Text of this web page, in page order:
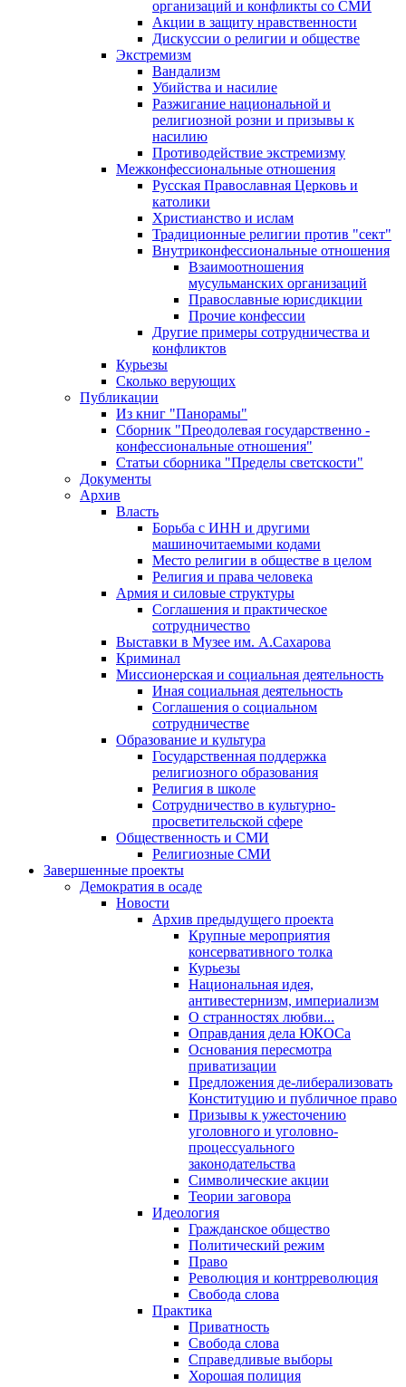
организаций и конфликты со СМИ
Акции в защиту нравственности
Дискуссии о религии и обществе
Экстремизм
Вандализм
Убийства и насилие
Разжигание национальной и
религиозной розни и призывы к
насилию
Противодействие экстремизму
Межконфессиональные отношения
Русская Православная Церковь и
католики
Христианство и ислам
Традиционные религии против "сект"
Внутриконфессиональные отношения
Взаимоотношения
мусульманских организаций
Православные юрисдикции
Прочие конфессии
Другие примеры сотрудничества и
конфликтов
Курьезы
Сколько верующих
Публикации
Из книг "Панорамы"
Сборник "Преодолевая государственно -
конфессиональные отношения"
Статьи сборника "Пределы светскости"
Документы
Архив
Власть
Борьба с ИНН и другими
машиночитаемыми кодами
Место религии в обществе в целом
Религия и права человека
Армия и силовые структуры
Соглашения и практическое
сотрудничество
Выставки в Музее им. А.Сахарова
Криминал
Миссионерская и социальная деятельность
Иная социальная деятельность
Соглашения о социальном
сотрудничестве
Образование и культура
Государственная поддержка
религиозного образования
Религия в школе
Сотрудничество в культурно-
просветительской сфере
Общественность и СМИ
Религиозные СМИ
Завершенные проекты
Демократия в осаде
Новости
Архив предыдущего проекта
Крупные мероприятия
консервативного толка
Курьезы
Национальная идея,
антивестернизм, империализм
О странностях любви...
Оправдания дела ЮКОСа
Основания пересмотра
приватизации
Предложения де-либерализовать
Конституцию и публичное право
Призывы к ужесточению
уголовного и уголовно-
процессуального
законодательства
Символические акции
Теории заговора
Идеология
Гражданское общество
Политический режим
Право
Революция и контрреволюция
Свобода слова
Практика
Приватность
Свобода слова
Справедливые выборы
Хорошая полиция